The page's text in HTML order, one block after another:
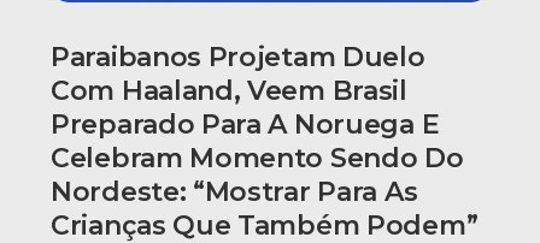
Paraibanos Projetam Duelo
Com Haaland, Veem Brasil
Preparado Para A Noruega E
Celebram Momento Sendo Do
Nordeste: “Mostrar Para As
Crianças Que Também Podem”